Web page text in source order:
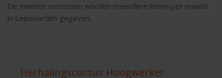
De meeste cursussen worden meerdere keren per maand
in Leeuwarden gegeven.
Herhalingscursus Hoogwerker